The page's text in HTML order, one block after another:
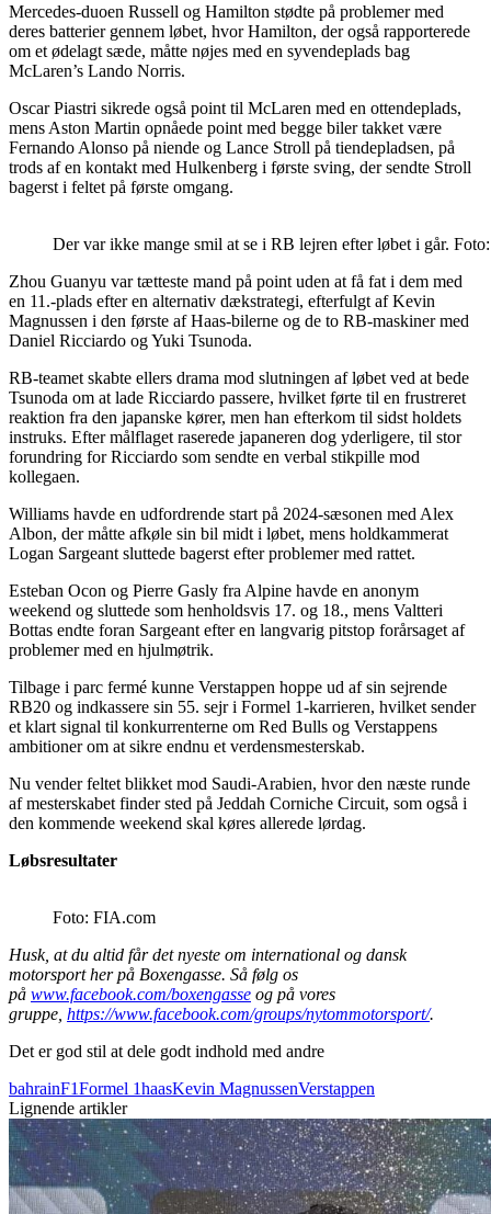
Mercedes-duoen Russell og Hamilton stødte på problemer med
deres batterier gennem løbet, hvor Hamilton, der også rapporterede
om et ødelagt sæde, måtte nøjes med en syvendeplads bag
McLaren’s Lando Norris.
Oscar Piastri sikrede også point til McLaren med en ottendeplads,
mens Aston Martin opnåede point med begge biler takket være
Fernando Alonso på niende og Lance Stroll på tiendepladsen, på
trods af en kontakt med Hulkenberg i første sving, der sendte Stroll
bagerst i feltet på første omgang.
Der var ikke mange smil at se i RB lejren efter løbet i går.
Zhou Guanyu var tætteste mand på point uden at få fat i dem med
en 11.-plads efter en alternativ dækstrategi, efterfulgt af Kevin
Magnussen i den første af Haas-bilerne og de to RB-maskiner med
Daniel Ricciardo og Yuki Tsunoda.
RB-teamet skabte ellers drama mod slutningen af løbet ved at bede
Tsunoda om at lade Ricciardo passere, hvilket førte til en frustreret
reaktion fra den japanske kører, men han efterkom til sidst holdets
instruks. Efter målflaget raserede japaneren dog yderligere, til stor
forundring for Ricciardo som sendte en verbal stikpille mod
kollegaen.
Williams havde en udfordrende start på 2024-sæsonen med Alex
Albon, der måtte afkøle sin bil midt i løbet, mens holdkammerat
Logan Sargeant sluttede bagerst efter problemer med rattet.
Esteban Ocon og Pierre Gasly fra Alpine havde en anonym
weekend og sluttede som henholdsvis 17. og 18., mens Valtteri
Bottas endte foran Sargeant efter en langvarig pitstop forårsaget af
problemer med en hjulmøtrik.
Tilbage i parc fermé kunne Verstappen hoppe ud af sin sejrende
RB20 og indkassere sin 55. sejr i Formel 1-karrieren, hvilket sender
et klart signal til konkurrenterne om Red Bulls og Verstappens
ambitioner om at sikre endnu et verdensmesterskab.
Nu vender feltet blikket mod Saudi-Arabien, hvor den næste runde
af mesterskabet finder sted på Jeddah Corniche Circuit, som også i
den kommende weekend skal køres allerede lørdag.
Løbsresultater
Foto: FIA.com
Husk, at du altid får det nyeste om international og dansk
motorsport her på Boxengasse. Så følg os
på www.facebook.com/boxengasse og på vores
gruppe, https://www.facebook.com/groups/nytommotorsport/.
Det er god stil at dele godt indhold med andre
bahrainF1Formel 1haasKevin MagnussenVerstappen
Lignende artikler